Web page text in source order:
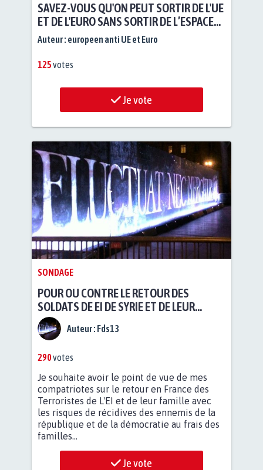
SAVEZ-VOUS QU'ON PEUT SORTIR DE L'UE
ET DE L'EURO SANS SORTIR DE L’ESPACE
SCHENGEN, AGENCE SPATIALE
EUROPÉENNE, CEDH, AIRBUS,...?
Auteur : europeen anti UE et Euro
125votes
Je vote
SONDAGE
POUR OU CONTRE LE RETOUR DES
SOLDATS DE EI DE SYRIE ET DE LEUR
FAMILLE EN FRANCE ?
Auteur : Fds13
290votes
Je souhaite avoir le point de vue de mes
compatriotes sur le retour en France des
Terroristes de L'EI et de leur famille avec
les risques de récidives des ennemis de la
république et de la démocratie au frais des
familles...
Je vote